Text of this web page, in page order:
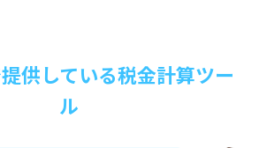
供している税金計算ツー
ル